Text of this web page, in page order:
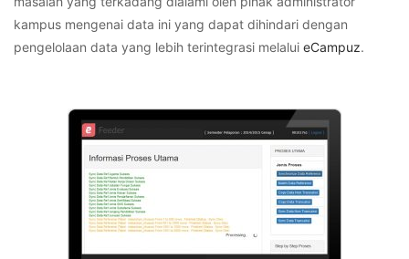
kampus mengenai data ini yang dapat dihindari dengan
pengelolaan data yang lebih terintegrasi melalui eCampuz.